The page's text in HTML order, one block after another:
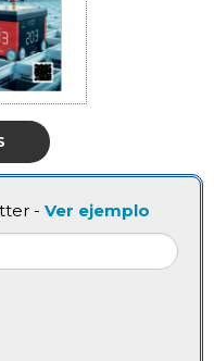
- Ver ejemplo